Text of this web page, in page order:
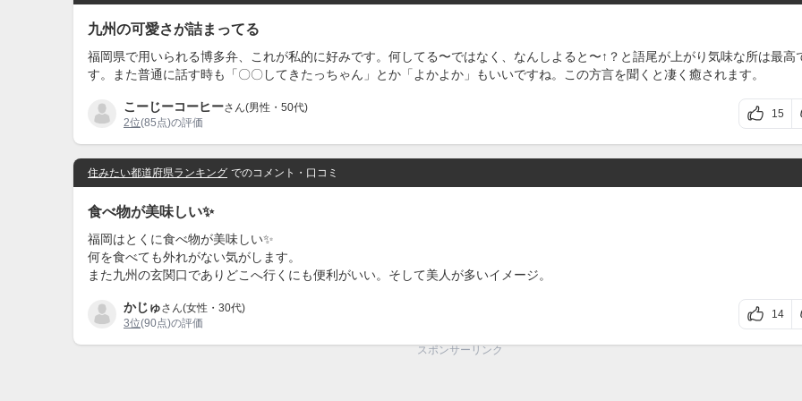
九州の可愛さが詰まってる
福岡県で用いられる博多弁、これが私的に好みです。何してる〜ではなく、なんしよると〜↑？と語尾が上がり気味な所は最高
す。また普通に話す時も「〇〇してきたっちゃん」とか「よかよか」もいいですね。この方言を聞くと凄く癒されます。
こーじーコーヒーさん(男性・50代)
2位(85点)の評価
15
住みたい都道府県ランキング でのコメント・口コミ
食べ物が美味しい✨
福岡はとくに食べ物が美味しい✨
何を食べても外れがない気がします。
また九州の玄関口でありどこへ行くにも便利がいい。そして美人が多いイメージ。
かじゅさん(女性・30代)
3位(90点)の評価
14
スポンサーリンク